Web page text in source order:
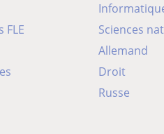
FLE
Sciences
Allemand
Droit
Russe